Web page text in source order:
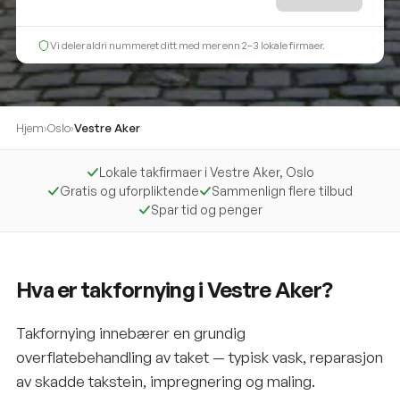
Vi deler aldri nummeret ditt med mer enn 2–3 lokale firmaer.
Hjem›Oslo›Vestre Aker
Lokale takfirmaer i Vestre Aker, Oslo
Gratis og uforpliktende
Sammenlign flere tilbud
Spar tid og penger
Hva er takfornying i Vestre Aker?
Takfornying innebærer en grundig
overflatebehandling av taket — typisk vask, reparasjon
av skadde takstein, impregnering og maling.